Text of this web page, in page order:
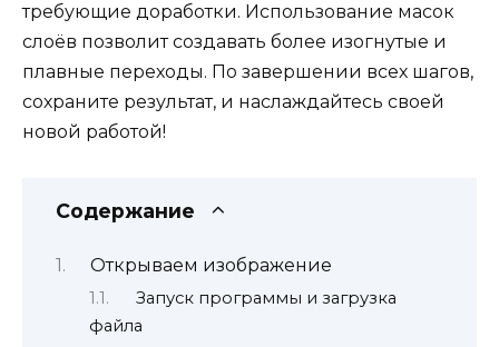
требующие доработки. Использование масок
слоёв позволит создавать более изогнутые и
плавные переходы. По завершении всех шагов,
сохраните результат, и наслаждайтесь своей
новой работой!
Содержание
Открываем изображение
Запуск программы и загрузка
файла